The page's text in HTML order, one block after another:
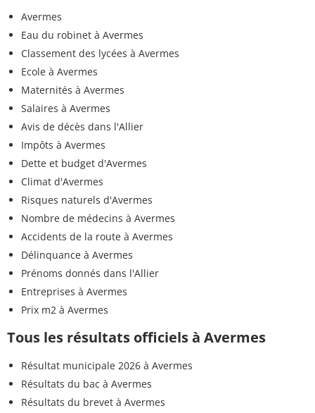
Avermes
Eau du robinet à Avermes
Classement des lycées à Avermes
Ecole à Avermes
Maternités à Avermes
Salaires à Avermes
Avis de décès dans l'Allier
Impôts à Avermes
Dette et budget d'Avermes
Climat d'Avermes
Risques naturels d'Avermes
Nombre de médecins à Avermes
Accidents de la route à Avermes
Délinquance à Avermes
Prénoms donnés dans l'Allier
Entreprises à Avermes
Prix m2 à Avermes
Tous les résultats officiels à Avermes
Résultat municipale 2026 à Avermes
Résultats du bac à Avermes
Résultats du brevet à Avermes